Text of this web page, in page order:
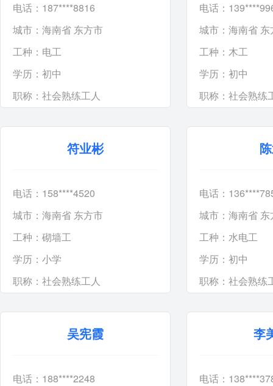
电话：187****8816
城市：海南省 东方市
工种： 电工
学历： 初中
职称： 社会熟练工人
电话：
城市：海南省 东
工种： 木工
学历： 初中
职称： 社会熟练
符业彬
电话：158****4520
城市：海南省 东方市
工种： 砌墙工
学历： 小学
职称： 社会熟练工人
电话：
城市：海南省 东
工种： 水电工
学历： 初中
职称： 社会熟练
吴宪霞
电话：188****2248
李
电话：